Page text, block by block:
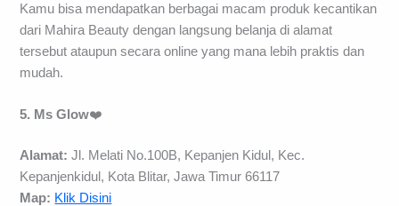
Kamu bisa mendapatkan berbagai macam produk kecantikan
dari Mahira Beauty dengan langsung belanja di alamat
tersebut ataupun secara online yang mana lebih praktis dan
mudah.
5. Ms Glow❤️
Alamat: Jl. Melati No.100B, Kepanjen Kidul, Kec.
Kepanjenkidul, Kota Blitar, Jawa Timur 66117
Map: Klik Disini